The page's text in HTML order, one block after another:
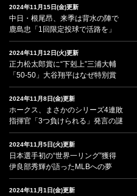
2024年11月15日(金)更新
中日・根尾昂、来季は背水の陣で
鹿島忠「1回限定投球で活路を」
2024年11月12日(火)更新
正力松太郎賞に“下剋上”三浦大輔
「50-50」大谷翔平はなぜ特別賞
2024年11月8日(金)更新
ホークス、まさかのシリーズ4連敗
指揮官「3つ負けられる」発言の謎
2024年11月5日(火)更新
日本選手初の“世界一リング”獲得
伊良部秀輝が語ったMLBへの夢
2024年11月1日(金)更新